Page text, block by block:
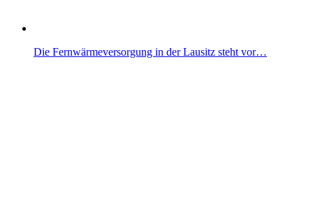
Die Fernwärmeversorgung in der Lausitz steht vor…